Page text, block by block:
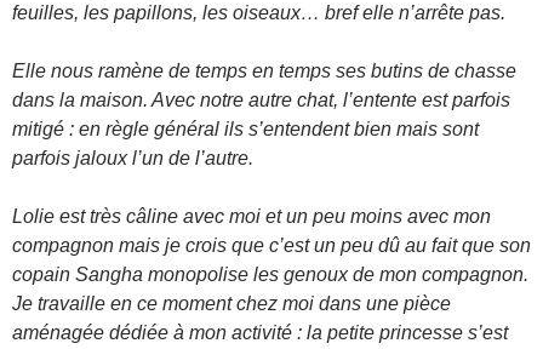
feuilles, les papillons, les oiseaux… bref elle n’arrête pas.
Elle nous ramène de temps en temps ses butins de chasse
dans la maison. Avec notre autre chat, l’entente est parfois
mitigé : en règle général ils s’entendent bien mais sont
parfois jaloux l’un de l’autre.
Lolie est très câline avec moi et un peu moins avec mon
compagnon mais je crois que c’est un peu dû au fait que son
copain Sangha monopolise les genoux de mon compagnon.
Je travaille en ce moment chez moi dans une pièce
aménagée dédiée à mon activité : la petite princesse s’est